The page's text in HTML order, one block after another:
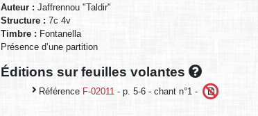
Auteur : Jaffrennou "Taldir"
Structure : 7c 4v
Timbre : Fontanella
Présence d’une partition
Éditions sur feuilles volantes
Référence F-02011 - p. 5-6 - chant n°1 -